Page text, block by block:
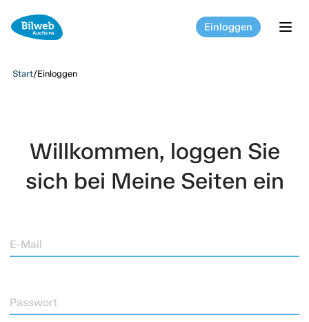
Einloggen
Start/Einloggen
Willkommen, loggen Sie
sich bei Meine Seiten ein
E-Mail
Passwort